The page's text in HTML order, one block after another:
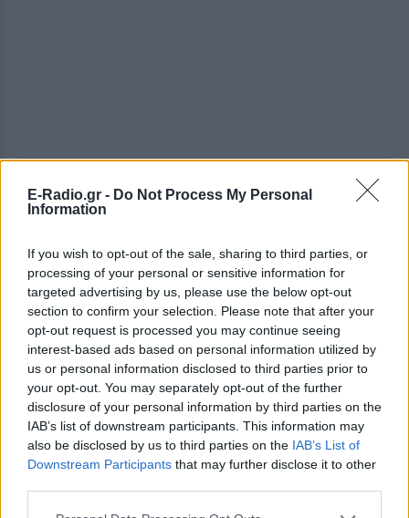
E-Radio.gr - Do Not Process My Personal
Information
If you wish to opt-out of the sale, sharing to third parties, or
processing of your personal or sensitive information for
targeted advertising by us, please use the below opt-out
section to confirm your selection. Please note that after your
opt-out request is processed you may continue seeing
interest-based ads based on personal information utilized by
us or personal information disclosed to third parties prior to
your opt-out. You may separately opt-out of the further
disclosure of your personal information by third parties on the
IAB’s list of downstream participants. This information may
also be disclosed by us to third parties on the IAB’s List of
Downstream Participants that may further disclose it to other
ΔΕΙΤΕ ΕΠΙΣΗΣ
ΣΤΗΝ ΙΔΙΑ ΚΑΤΗΓΟΡΙΑ
Ιστορική μεταφορά 30
φαλαινών μπελούγκα από τον
Καναδά στις ΗΠΑ
ΣΉΜΕΡΑ
Πώς στήθηκε η αεροπορική γέφυρα
σωτηρίας
Πώς η Πυροσβεστική διέσωσε
πολίτες στη μεγάλη φωτιά της
Αττικοβοιωτίας ‑
Συγκλονιστικά βίντεο
ΣΉΜΕΡΑ